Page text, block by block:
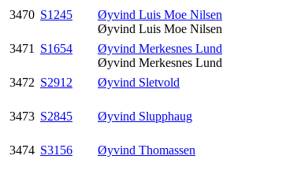
3470 S1245
Øyvind Luis Moe Nilsen
Øyvind Luis Moe Nilsen
3471
S1654
Øyvind Merkesnes Lund
Øyvind Merkesnes Lund
3472 S2912 Øyvind Sletvold
3473 S2845 Øyvind Slupphaug
3474 S3156 Øyvind Thomassen